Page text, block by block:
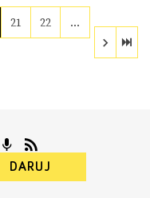
21 22 …
DARUJ